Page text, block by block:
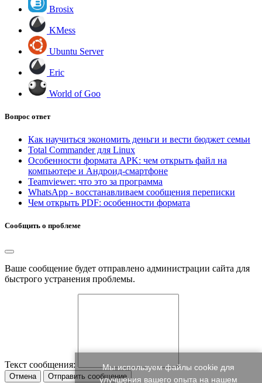
Brosix
KMess
Ubuntu Server
Eric
World of Goo
Вопрос ответ
Как научиться экономить деньги и вести бюджет семьи
Total Commander для Linux
Особенности формата APK: чем открыть файл на
компьютере и Андроид-смартфоне
Teamviewer: что это за программа
WhatsApp - восстанавливаем сообщения переписки
Чем открыть PDF: особенности формата
Сообщить о проблеме
Ваше сообщение будет отправлено администрации сайта для
быстрого устранения проблемы.
Текст сообщения:
Отмена Отправить сообщение
Мы используем файлы cookie для
улучшения вашего опыта на нашем